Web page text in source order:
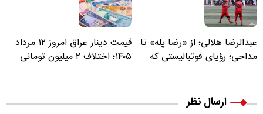
عبدالرضا هلالی؛ از «رضا پله» تا
مداحی؛ رؤیای فوتبالیستی که
قیمت دینار عراق امروز ۱۲ مرداد
۱۴۰۵؛ اختلاف ۲ میلیون تومانی
ارسال نظر